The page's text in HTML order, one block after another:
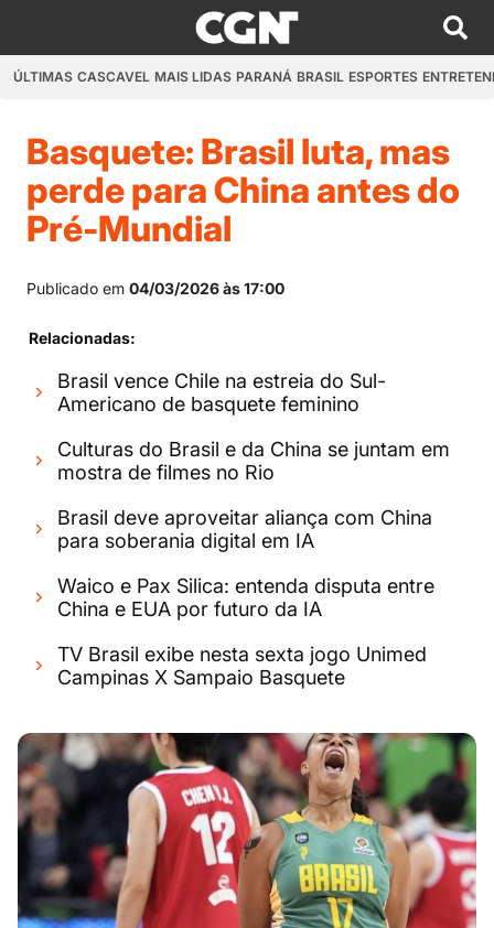
ÚLTIMAS CASCAVEL MAIS LIDAS PARANÁ BRASIL ESPORTES
Basquete: Brasil luta, mas
perde para China antes do
Pré-Mundial
Publicado em 04/03/2026 às 17:00
Relacionadas:
Brasil vence Chile na estreia do Sul-
Americano de basquete feminino
Culturas do Brasil e da China se juntam em
mostra de filmes no Rio
Brasil deve aproveitar aliança com China
para soberania digital em IA
Waico e Pax Silica: entenda disputa entre
China e EUA por futuro da IA
TV Brasil exibe nesta sexta jogo Unimed
Campinas X Sampaio Basquete